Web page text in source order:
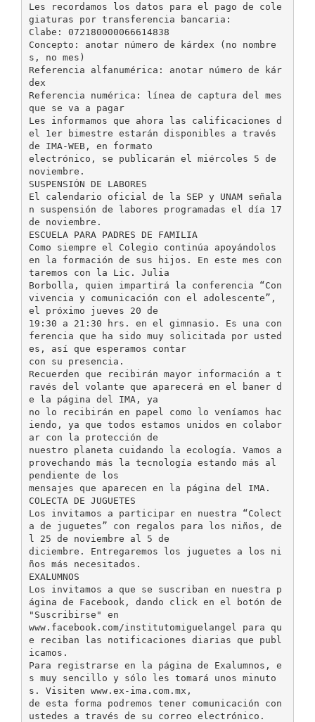
Les recordamos los datos para el pago de cole
giaturas por transferencia bancaria:
Clabe: 072180000066614838
Concepto: anotar número de kárdex (no nombre
s, no mes)
Referencia alfanumérica: anotar número de kár
dex
Referencia numérica: línea de captura del mes
que se va a pagar
Les informamos que ahora las calificaciones d
el 1er bimestre estarán disponibles a través
de IMA-WEB, en formato
electrónico, se publicarán el miércoles 5 de
noviembre.
SUSPENSIÓN DE LABORES
El calendario oficial de la SEP y UNAM señala
n suspensión de labores programadas el día 17
de noviembre.
ESCUELA PARA PADRES DE FAMILIA
Como siempre el Colegio continúa apoyándolos
en la formación de sus hijos. En este mes con
taremos con la Lic. Julia
Borbolla, quien impartirá la conferencia “Con
vivencia y comunicación con el adolescente”,
el próximo jueves 20 de
19:30 a 21:30 hrs. en el gimnasio. Es una con
ferencia que ha sido muy solicitada por usted
es, así que esperamos contar
con su presencia.
Recuerden que recibirán mayor información a t
ravés del volante que aparecerá en el baner d
e la página del IMA, ya
no lo recibirán en papel como lo veníamos hac
iendo, ya que todos estamos unidos en colabor
ar con la protección de
nuestro planeta cuidando la ecología. Vamos a
provechando más la tecnología estando más al
pendiente de los
mensajes que aparecen en la página del IMA.
COLECTA DE JUGUETES
Los invitamos a participar en nuestra “Colect
a de juguetes” con regalos para los niños, de
l 25 de noviembre al 5 de
diciembre. Entregaremos los juguetes a los ni
ños más necesitados.
EXALUMNOS
Los invitamos a que se suscriban en nuestra p
ágina de Facebook, dando click en el botón de
"Suscribirse" en
www.facebook.com/institutomiguelangel para qu
e reciban las notificaciones diarias que publ
icamos.
Para registrarse en la página de Exalumnos, e
s muy sencillo y sólo les tomará unos minuto
s. Visiten www.ex-ima.com.mx,
de esta forma podremos tener comunicación con
ustedes a través de su correo electrónico.